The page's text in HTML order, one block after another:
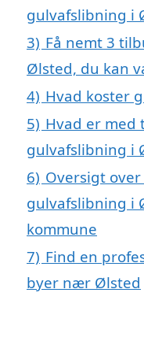
gulvafslibning i
3) Få nemt 3
Ølsted, du kan
4) Hvad koster
5) Hvad er med
gulvafslibning i
6) Oversigt
gulvafslibning i
kommune
7) Find en
byer nær Ølsted